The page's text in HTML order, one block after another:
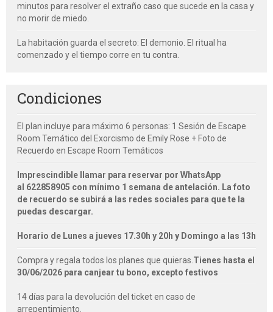
minutos para resolver el extraño caso que sucede en la casa y
no morir de miedo.
La habitación guarda el secreto: El demonio. El ritual ha
comenzado y el tiempo corre en tu contra.
Condiciones
El plan incluye para máximo 6 personas: 1 Sesión de Escape
Room Temático del Exorcismo de Emily Rose + Foto de
Recuerdo en Escape Room Temáticos
Imprescindible llamar para reservar por WhatsApp
al 622858905 con mínimo 1 semana de antelación. La foto
de recuerdo se subirá a las redes sociales para que te la
puedas descargar.
Horario de Lunes a jueves 17.30h y 20h y Domingo a las 13h
Compra y regala todos los planes que quieras. Tienes hasta el
30/06/2026 para canjear tu bono, excepto festivos
14 días para la devolución del ticket en caso de
arrepentimiento.